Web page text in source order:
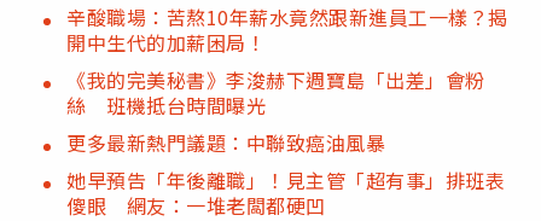
辛酸職場：苦熬10年薪水竟然跟新進員工一樣？揭
開中生代的加薪困局！
《我的完美秘書》李浚赫下週寶島「出差」會粉
絲 班機抵台時間曝光
更多最新熱門議題：中聯致癌油風暴
她早預告「年後離職」！見主管「超有事」排班表
傻眼 網友：一堆老闆都硬凹